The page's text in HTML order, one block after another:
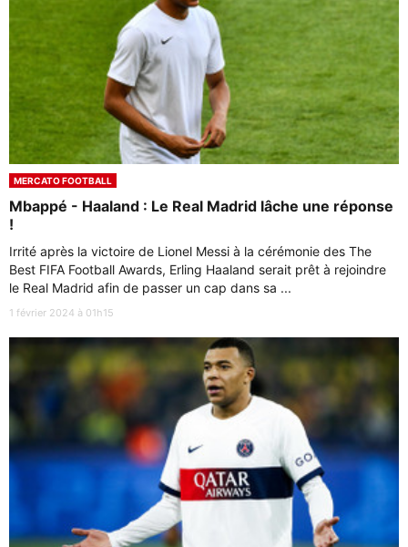
MERCATO FOOTBALL
Mbappé - Haaland : Le Real Madrid lâche une réponse
!
Irrité après la victoire de Lionel Messi à la cérémonie des The
Best FIFA Football Awards, Erling Haaland serait prêt à rejoindre
le Real Madrid afin de passer un cap dans sa ...
1 février 2024 à 01h15